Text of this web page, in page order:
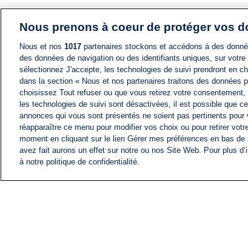
Nous prenons à coeur de protéger vos
Nous et nos 1017 partenaires stockons et accédons à des
des données de navigation ou des identifiants uniques, sur
sélectionnez J'accepte, les technologies de suivi prendront en
dans la section « Nous et nos partenaires traitons des données
choisissez Tout refuser ou que vous retirez votre
les technologies de suivi sont désactivées, il est possible que
annonces qui vous sont présentés ne soient pas pertinents
réapparaître ce menu pour modifier vos choix ou pour retirer
moment en cliquant sur le lien Gérer mes préférences en bas
avez fait aurons un effet sur notre ou nos Site Web. Pour plus
à notre politique de confidentialité.